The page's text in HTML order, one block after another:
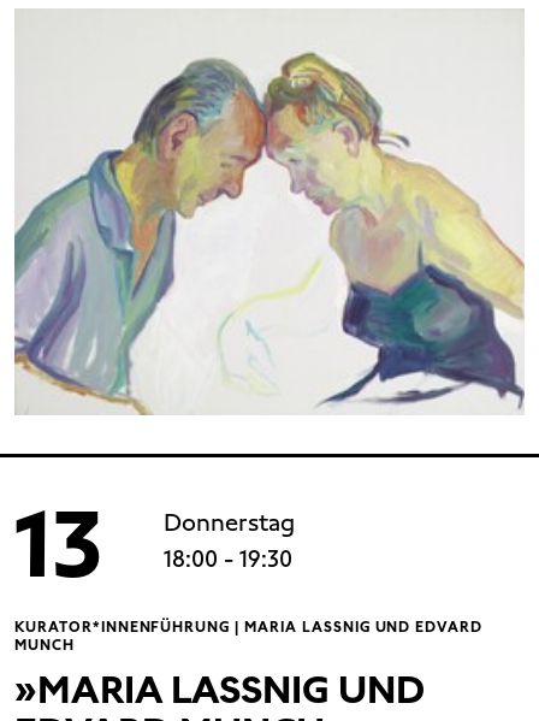
13
Donnerstag
18:00 - 19:30
KURATOR*INNENFÜHRUNG | MARIA LASSNIG UND EDVARD
MUNCH
»MARIA LASSNIG UND